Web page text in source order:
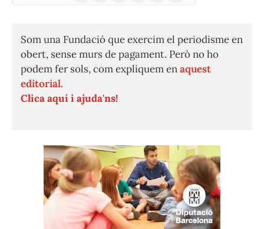
Som una Fundació que exercim el periodisme en
obert, sense murs de pagament. Però no ho
podem fer sols, com expliquem enaquest
editorial.
Clica aquí i ajuda'ns!